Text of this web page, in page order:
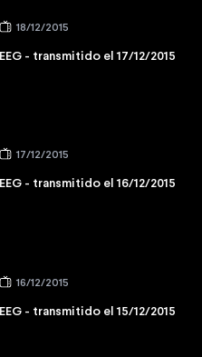
18/12/2015
EEG - transmitido el 17/12/2015
17/12/2015
EEG - transmitido el 16/12/2015
16/12/2015
EEG - transmitido el 15/12/2015